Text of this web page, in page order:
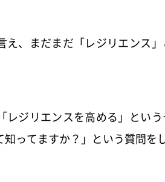
え、まだまだ「レジリエンス
レジリエンスを高める」とい
ってますか？」という質問を